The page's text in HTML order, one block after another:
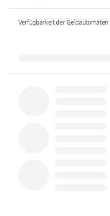
Verfügbarkeit der Geldautomaten